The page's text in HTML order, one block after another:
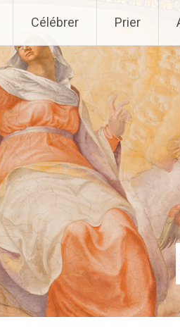
au
principal
Célébrer Prier